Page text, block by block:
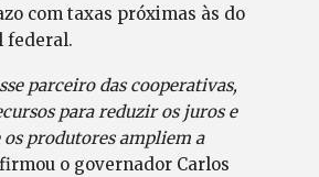
com taxas próximas às do
federal.
parceiro das cooperativas,
para reduzir os juros e
produtores ampliem a
o governador Carlos